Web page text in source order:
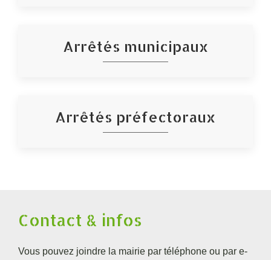
Arrêtés municipaux
Arrêtés préfectoraux
Contact & infos
Vous pouvez joindre la mairie par téléphone ou par e-